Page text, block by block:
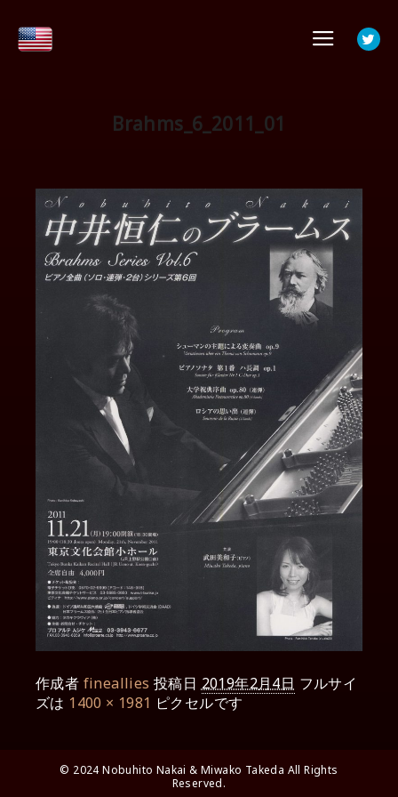
Brahms_6_2011_01
作成者 fineallies 投稿日2019年2月4日 フルサイ
ズは 1400 × 1981 ピクセルです
© 2024 Nobuhito Nakai & Miwako Takeda All Rights
Reserved.